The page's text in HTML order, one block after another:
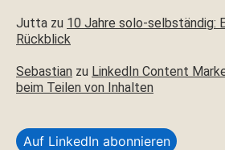
Jutta zu 10 Jahre solo-selbständig:
Rückblick
Sebastian zu LinkedIn Content
beim Teilen von Inhalten
Auf LinkedIn abonnieren